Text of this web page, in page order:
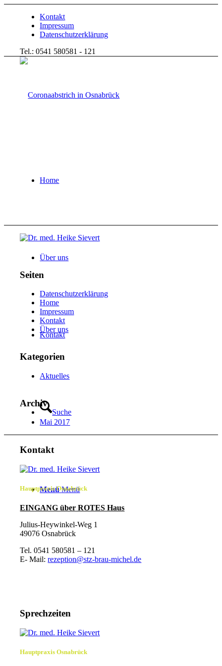
Kontakt
Impressum
Datenschutzerklärung
Tel.: 0541 580581 - 121
Home
Über uns
Kontakt
Suche
Menü Menü
Seiten
Datenschutzerklärung
Home
Impressum
Kontakt
Über uns
Kategorien
Aktuelles
Archiv
Mai 2017
Kontakt
Hauptpraxis Osnabrück
EINGANG über ROTES Haus
Julius-Heywinkel-Weg 1
49076 Osnabrück
Tel. 0541 580581 – 121
E- Mail:rezeption@stz-brau-michel.de
Sprechzeiten
Hauptpraxis Osnabrück